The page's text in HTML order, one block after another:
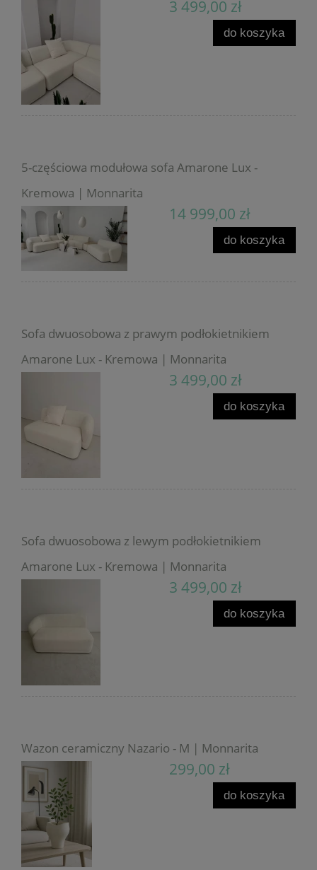
3 499,00 zł
do koszyka
5-częściowa modułowa sofa Amarone Lux -
Kremowa | Monnarita
14 999,00 zł
do koszyka
Sofa dwuosobowa z prawym podłokietnikiem
Amarone Lux - Kremowa | Monnarita
3 499,00 zł
do koszyka
Sofa dwuosobowa z lewym podłokietnikiem
Amarone Lux - Kremowa | Monnarita
3 499,00 zł
do koszyka
Wazon ceramiczny Nazario - M | Monnarita
299,00 zł
do koszyka